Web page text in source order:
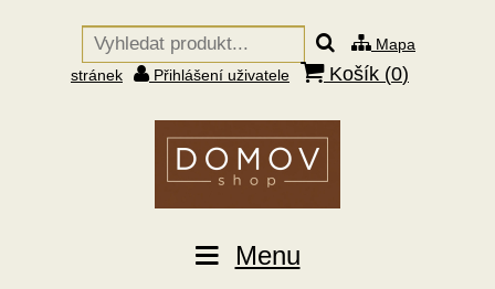
Mapa
stránek
Přihlášení uživatele Košík (0)
Menu